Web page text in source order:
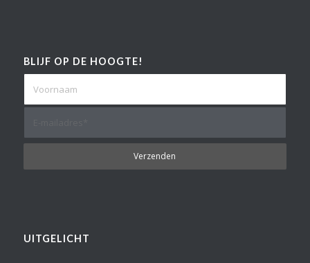
BLIJF OP DE HOOGTE!
UITGELICHT